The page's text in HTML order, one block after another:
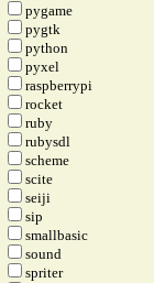
pygame
pygtk
python
pyxel
raspberrypi
rocket
ruby
rubysdl
scheme
scite
seiji
sip
smallbasic
sound
spriter